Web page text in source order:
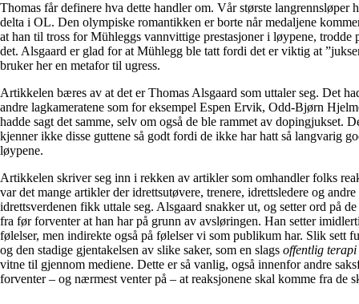
Thomas får definere hva dette handler om. Vår største langrennsløper
delta i OL. Den olympiske romantikken er borte når medaljene
at han til tross for Mühleggs vannvittige prestasjoner i løypene, trodde
det. Alsgaard er glad for at Mühlegg ble tatt fordi det er viktig at
bruker her en metafor til ugress.
Artikkelen bæres av at det er Thomas Alsgaard som uttaler seg. Det
andre lagkameratene som for eksempel Espen Ervik, Odd-Bjørn
hadde sagt det samme, selv om også de ble rammet av dopingjukset.
kjenner ikke disse guttene så godt fordi de ikke har hatt så langvarig
løypene.
Artikkelen skriver seg inn i rekken av artikler som omhandler folks
var det mange artikler der idrettsutøvere, trenere, idrettsledere og
idrettsverdenen fikk uttale seg. Alsgaard snakker ut, og setter ord på
fra før forventer at han har på grunn av avsløringen. Han setter
følelser, men indirekte også på følelser vi som publikum har. Slik sett
og den stadige gjentakelsen av slike saker, som en slags offentlig terapi
vitne til gjennom mediene. Dette er så vanlig, også innenfor andre
forventer – og nærmest venter på – at reaksjonene skal komme fra de